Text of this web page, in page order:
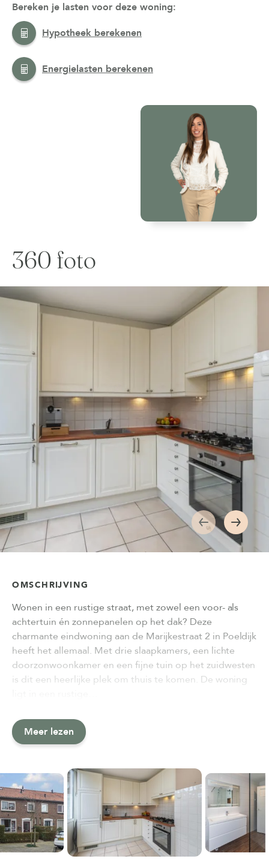
Bereken je lasten voor deze woning:
Hypotheek berekenen
Energielasten berekenen
360 foto
OMSCHRIJVING
Wonen in een rustige straat, met zowel een voor- als
achtertuin én zonnepanelen op het dak? Deze
charmante eindwoning aan de Marijkestraat 2 in Poeldijk
heeft het allemaal. Met drie slaapkamers, een lichte
doorzonwoonkamer en een fijne tuin op het zuidwesten
is dit een heerlijke plek om thuis te komen. De woning
Meer lezen